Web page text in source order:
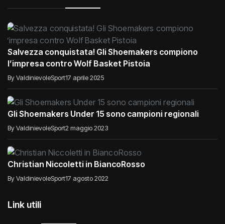
Salvezza conquistata! Gli Shoemakers compiono
l’impresa contro Wolf Basket Pistoia
By ValdinievoleSport17 aprile 2025
Gli Shoemakers Under 15 sono campioni regionali
By ValdinievoleSport2 maggio 2023
Christian Niccoletti in BiancoRosso
By ValdinievoleSport17 agosto 2022
Link utili